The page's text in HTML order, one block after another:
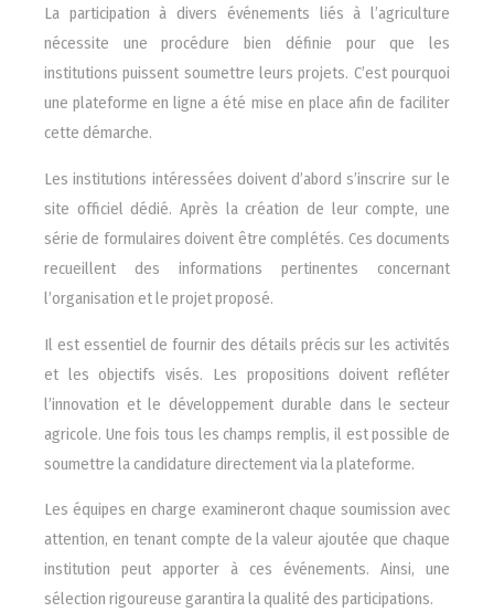
La participation à divers événements liés à l’agriculture
nécessite une procédure bien définie pour que les
institutions puissent soumettre leurs projets. C’est pourquoi
une plateforme en ligne a été mise en place afin de faciliter
cette démarche.
Les institutions intéressées doivent d’abord s’inscrire sur le
site officiel dédié. Après la création de leur compte, une
série de formulaires doivent être complétés. Ces documents
recueillent des informations pertinentes concernant
l’organisation et le projet proposé.
Il est essentiel de fournir des détails précis sur les activités
et les objectifs visés. Les propositions doivent refléter
l’innovation et le développement durable dans le secteur
agricole. Une fois tous les champs remplis, il est possible de
soumettre la candidature directement via la plateforme.
Les équipes en charge examineront chaque soumission avec
attention, en tenant compte de la valeur ajoutée que chaque
institution peut apporter à ces événements. Ainsi, une
sélection rigoureuse garantira la qualité des participations.